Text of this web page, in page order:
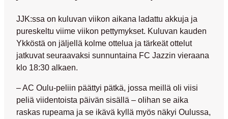
JJK:ssa on kuluvan viikon aikana ladattu akkuja ja
pureskeltu viime viikon pettymykset. Kuluvan kauden
Ykköstä on jäljellä kolme ottelua ja tärkeät ottelut
jatkuvat seuraavaksi sunnuntaina FC Jazzin vieraana
klo 18:30 alkaen.
– AC Oulu-peliin päättyi pätkä, jossa meillä oli viisi
peliä viidentoista päivän sisällä – olihan se aika
raskas rupeama ja se ikävä kyllä myös näkyi Oulussa,